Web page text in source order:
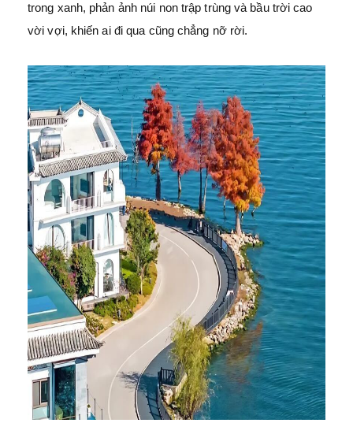
trong xanh, phản ảnh núi non trập trùng và bầu trời cao
vời vợi, khiến ai đi qua cũng chẳng nỡ rời.